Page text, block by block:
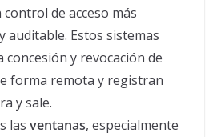
de acceso más
auditable. Estos sistemas
concesión y revocación de
forma remota y registran
y sale.
las ventanas, especialmente